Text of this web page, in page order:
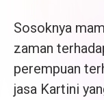
Sosoknya
zaman
perempuan
jasa Kartini